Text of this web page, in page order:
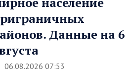
Данные на 6
06.08.2026 07:53